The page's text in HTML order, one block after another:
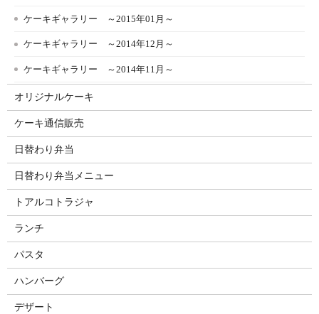
ケーキギャラリー ～2015年01月～
ケーキギャラリー ～2014年12月～
ケーキギャラリー ～2014年11月～
オリジナルケーキ
ケーキ通信販売
日替わり弁当
日替わり弁当メニュー
トアルコトラジャ
ランチ
パスタ
ハンバーグ
デザート